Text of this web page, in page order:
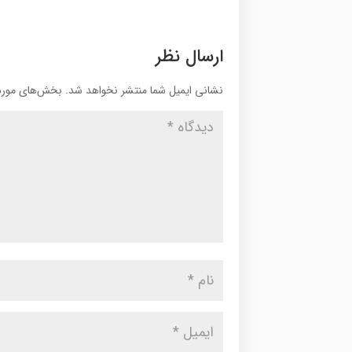
ارسال نظر
نشانی ایمیل شما منتشر نخواهد شد. بخش‌های